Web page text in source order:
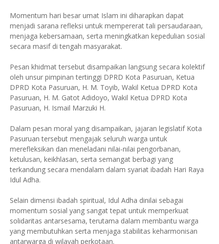
Momentum hari besar umat Islam ini diharapkan dapat
menjadi sarana refleksi untuk mempererat tali persaudaraan,
menjaga kebersamaan, serta meningkatkan kepedulian sosial
secara masif di tengah masyarakat.
Pesan khidmat tersebut disampaikan langsung secara kolektif
oleh unsur pimpinan tertinggi DPRD Kota Pasuruan, Ketua
DPRD Kota Pasuruan, H. M. Toyib, Wakil Ketua DPRD Kota
Pasuruan, H. M. Gatot Adidoyo, Wakil Ketua DPRD Kota
Pasuruan, H. Ismail Marzuki H.
Dalam pesan moral yang disampaikan, jajaran legislatif Kota
Pasuruan tersebut mengajak seluruh warga untuk
merefleksikan dan meneladani nilai-nilai pengorbanan,
ketulusan, keikhlasan, serta semangat berbagi yang
terkandung secara mendalam dalam syariat ibadah Hari Raya
Idul Adha.
Selain dimensi ibadah spiritual, Idul Adha dinilai sebagai
momentum sosial yang sangat tepat untuk memperkuat
solidaritas antarsesama, terutama dalam membantu warga
yang membutuhkan serta menjaga stabilitas keharmonisan
antarwarga di wilayah perkotaan.